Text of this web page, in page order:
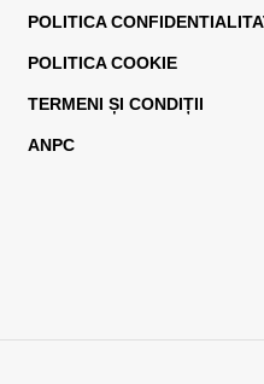
POLITICA
POLITICA COOKIE
TERMENI ȘI CONDIȚII
ANPC